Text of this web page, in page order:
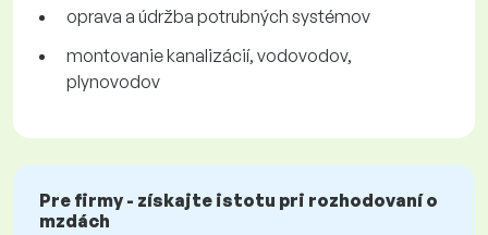
oprava a údržba potrubných systémov
montovanie kanalizácií, vodovodov,
plynovodov
Pre firmy - získajte istotu pri rozhodovaní o
mzdách